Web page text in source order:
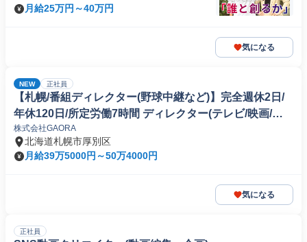
月給25万円～40万円
気になる
NEW 正社員
【札幌/番組ディレクター(野球中継など)】完全週休2日/
年休120日/所定労働7時間 ディレクター(テレビ/映画/ア
ニメ)
株式会社GAORA
北海道札幌市厚別区
月給39万5000円～50万4000円
気になる
正社員